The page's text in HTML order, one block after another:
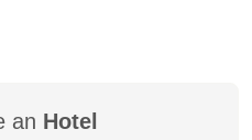
an Hotel